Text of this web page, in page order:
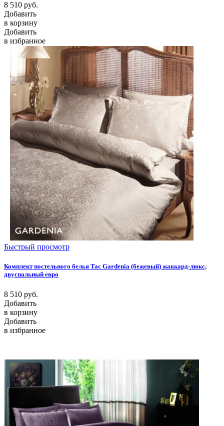
8 510 руб.
Добавить
в корзину
Добавить
в избранное
Быстрый просмотр
Комплект постельного белья Tac Gardenia (бежевый) жаккард-люкс,
двуспальный евро
8 510 руб.
Добавить
в корзину
Добавить
в избранное